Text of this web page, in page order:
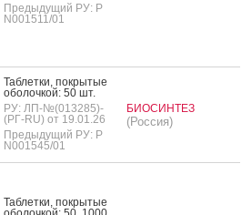
Предыдущий РУ: Р
N001511/01
Таб­летки, пок­ры­тые
обо­лоч­кой: 50 шт.
РУ: ЛП-№(013285)-
(РГ-RU) от 19.01.26
Предыдущий РУ: Р
N001545/01
БИОСИНТЕЗ
(Россия)
Таб­летки, пок­ры­тые